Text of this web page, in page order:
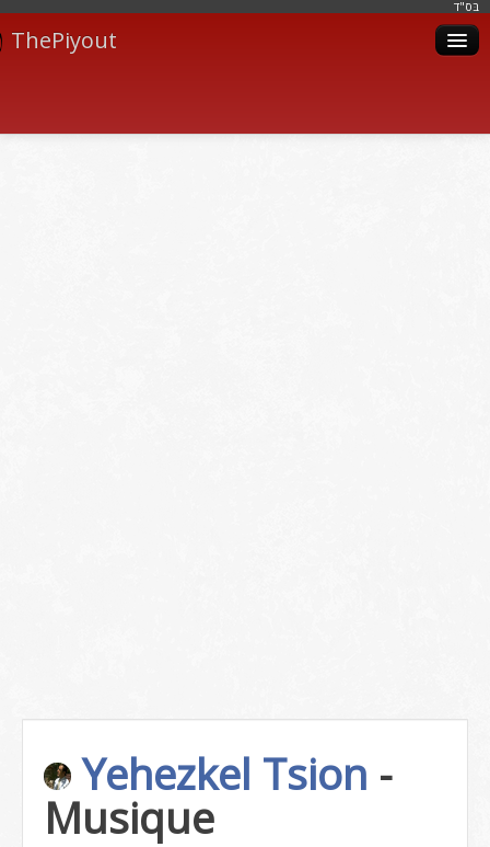
בּס"ד
ThePiyout
Yehezkel Tsion -
Musique